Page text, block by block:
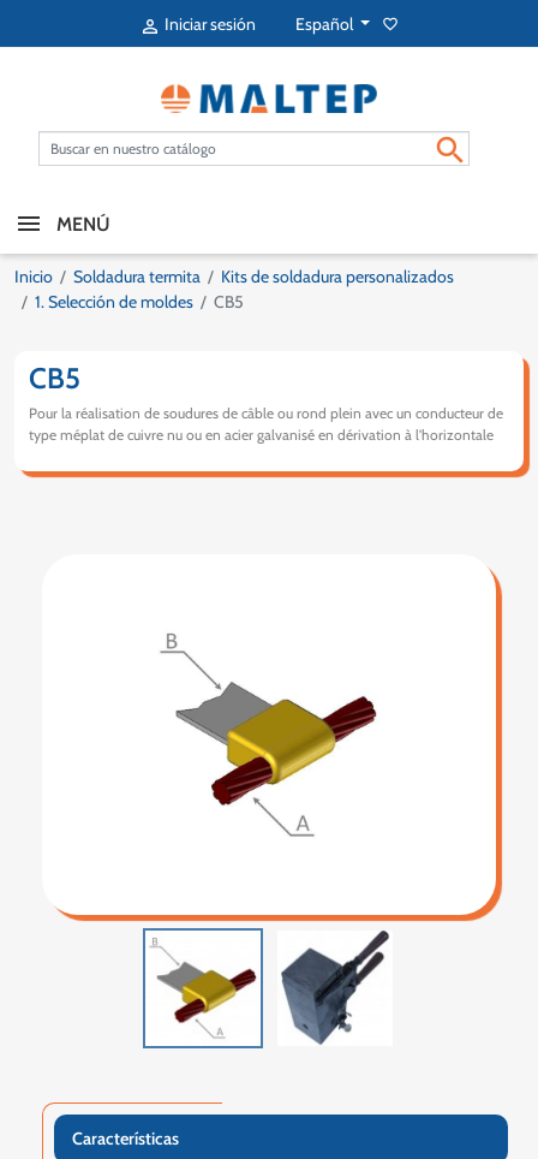
 Iniciar sesión Español favorite_border

MENÚ
Inicio Soldadura termita
Kits de soldadura personalizados
1. Selección de moldes
CB5
CB5
Pour la réalisation de soudures de câble ou rond plein avec un conducteur de
type méplat de cuivre nu ou en acier galvanisé en dérivation à l'horizontale
Características